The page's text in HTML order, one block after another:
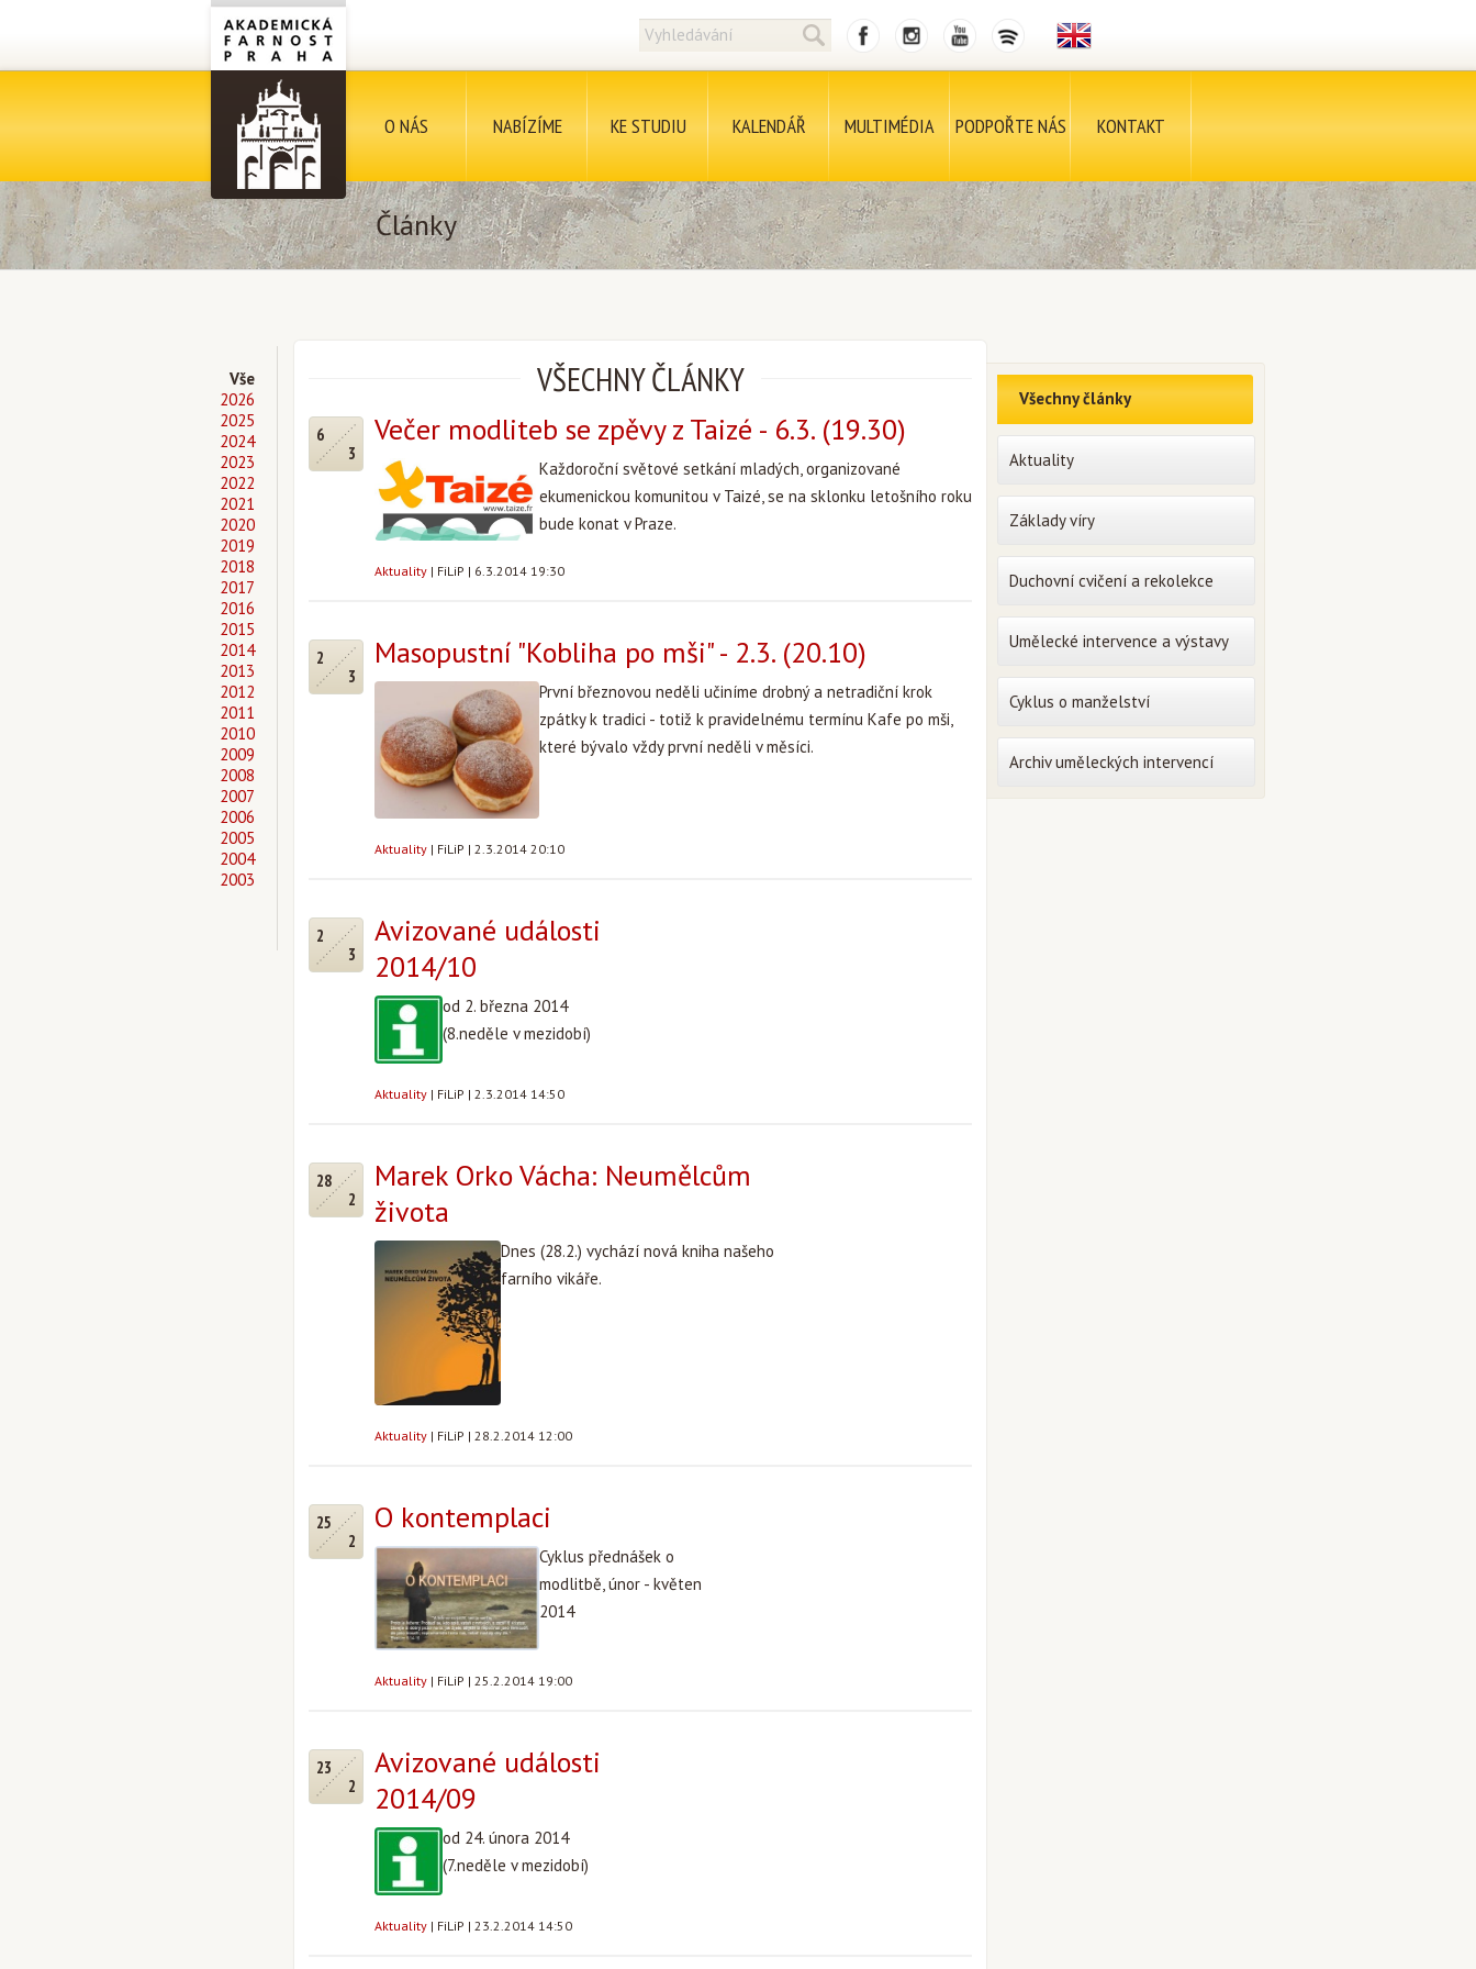
O NÁS NABÍZÍME KE STUDIU KALENDÁŘ MULTIMÉDIA PODPOŘTE NÁS KONTAKT
Články
Vše
2026
2025
2024
2023
2022
2021
2020
2019
2018
2017
2016
2015
2014
2013
2012
2011
2010
2009
2008
2007
2006
2005
2004
2003
VŠECHNY ČLÁNKY
6
3
Večer modliteb se zpěvy z Taizé - 6.3. (19.30)
Každoroční světové setkání mladých, organizované
ekumenickou komunitou v Taizé, se na sklonku letošního roku
bude konat v Praze.
Aktuality | FiLiP | 6.3.2014 19:30
2
3
Masopustní "Kobliha po mši" - 2.3. (20.10)
První březnovou neděli učiníme drobný a netradiční krok
zpátky k tradici - totiž k pravidelnému termínu Kafe po mši,
které bývalo vždy první neděli v měsíci.
Aktuality | FiLiP | 2.3.2014 20:10
2
3
Avizované události
2014/10
od 2. března 2014
(8.neděle v mezidobí)
Aktuality | FiLiP | 2.3.2014 14:50
28
2
Marek Orko Vácha: Neumělcům
života
Dnes (28.2.) vychází nová kniha našeho
farního vikáře.
Aktuality | FiLiP | 28.2.2014 12:00
25
2
O kontemplaci
Cyklus přednášek o
modlitbě, únor - květen
2014
Aktuality | FiLiP | 25.2.2014 19:00
23
2
Avizované události
2014/09
od 24. února 2014
(7.neděle v mezidobí)
Aktuality | FiLiP | 23.2.2014 14:50
Všechny články
Aktuality
Základy víry
Duchovní cvičení a rekolekce
Umělecké intervence a výstavy
Cyklus o manželství
Archiv uměleckých intervencí